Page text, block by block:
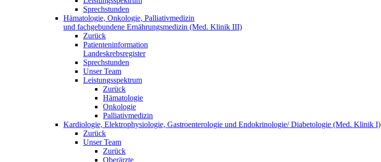
Sprechstunden
Hämatologie, Onkologie, Palliativmedizin
und fachgebundene Ernährungsmedizin (Med. Klinik III)
Zurück
Patienteninformation
Landeskrebsregister
Sprechstunden
Unser Team
Leistungsspektrum
Zurück
Hämatologie
Onkologie
Palliativmedizin
Kardiologie, Elektrophysiologie, Gastroenterologie und Endokrinologie/ Diabetologie (Med. Klinik I)
Zurück
Unser Team
Zurück
Oberärzte